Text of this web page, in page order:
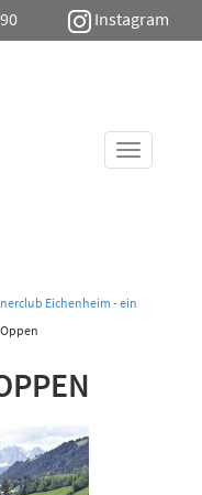
Instagram
Toggle
Eichenheim - ein